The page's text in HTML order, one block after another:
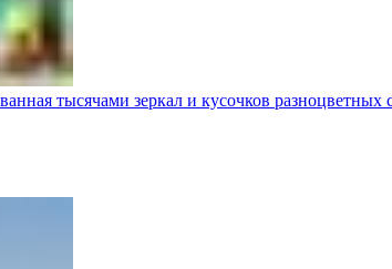
тысячами зеркал и кусочков разноцветных